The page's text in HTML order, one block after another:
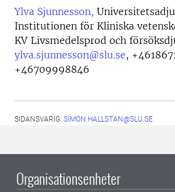
Ylva Sjunnesson,
Institutionen för Kliniska
KV Livsmedelsprod och
ylva.sjunnesson@slu.se,
+46709998846
SIDANSVARIG: SIMON.HALLSTAN@SLU.SE
Organisationsenheter